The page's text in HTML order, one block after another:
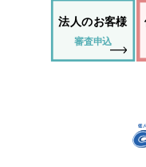
法人のお客様
審査申込